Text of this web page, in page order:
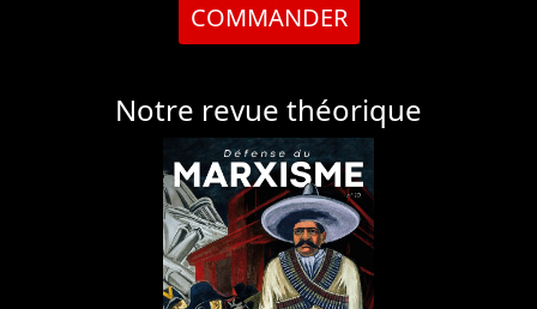
COMMANDER
Notre revue théorique